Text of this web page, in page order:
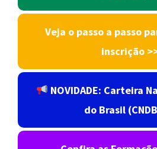
Veja o passo a passo
inscrição
NOVIDADE: Carteira
do Brasil